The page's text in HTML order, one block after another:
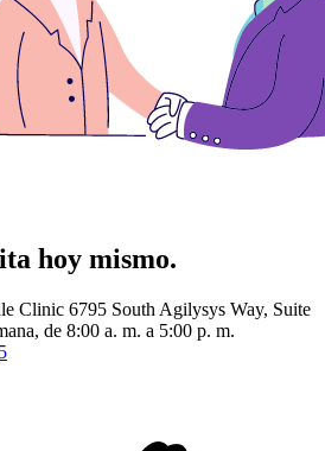
hoy mismo.
Clinic 6795 South Agilysys Way, Suite
de 8:00 a. m. a 5:00 p. m.